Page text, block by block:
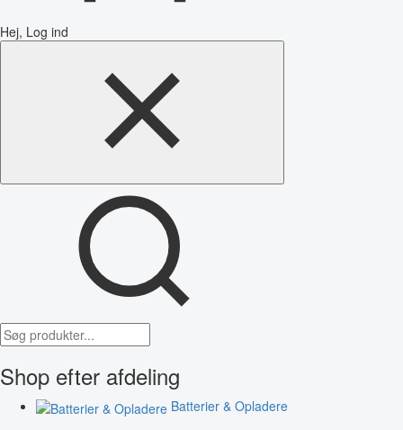
Hej, Log ind
Shop efter afdeling
Batterier & Opladere